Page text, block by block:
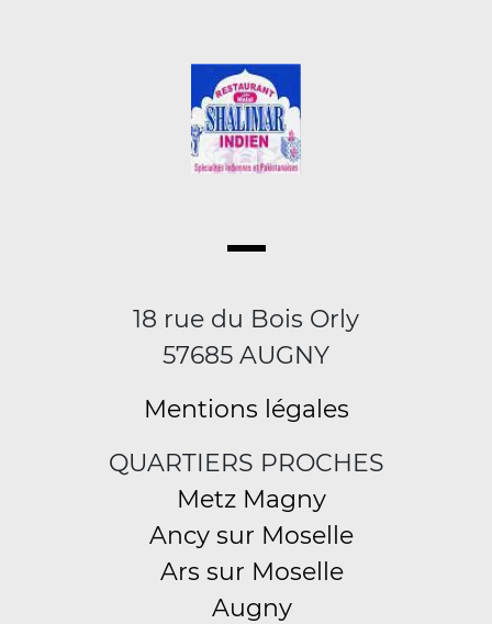
18 rue du Bois Orly
57685 AUGNY
Mentions légales
QUARTIERS PROCHES
Metz Magny
Ancy sur Moselle
Ars sur Moselle
Augny